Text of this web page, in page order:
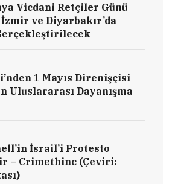
Vicdani Retçiler Günü
ve Diyarbakır’da
1 Mayıs Direnişçisi
Uluslararası Dayanışma
İsrail’i Protesto
– Crimethinc (Çeviri: